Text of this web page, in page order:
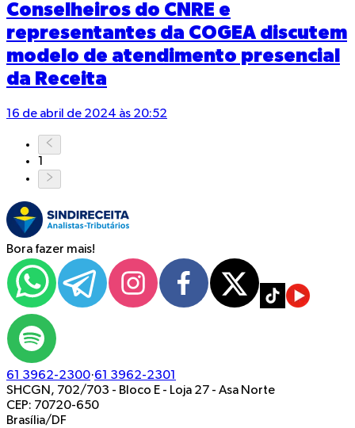
Conselheiros do CNRE e
representantes da COGEA discutem
modelo de atendimento presencial
da Receita
16 de abril de 2024 às 20:52
1
Bora fazer mais!
61 3962-2300·61 3962-2301
SHCGN, 702/703 - Bloco E - Loja 27 - Asa Norte
CEP: 70720-650
Brasília/DF